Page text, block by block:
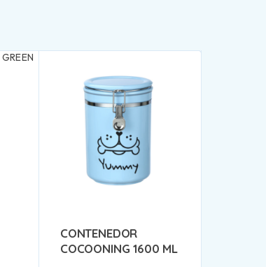
CONTENEDOR
COCOONING 1600 ML